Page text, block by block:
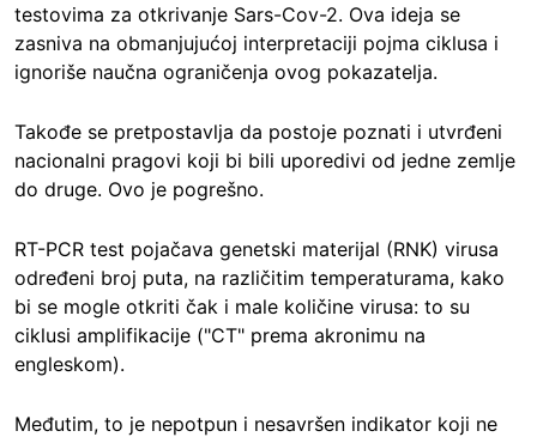
testovima za otkrivanje Sars-Cov-2. Ova ideja se
zasniva na obmanjujućoj interpretaciji pojma ciklusa i
ignoriše naučna ograničenja ovog pokazatelja.
Takođe se pretpostavlja da postoje poznati i utvrđeni
nacionalni pragovi koji bi bili uporedivi od jedne zemlje
do druge. Ovo je pogrešno.
RT-PCR test pojačava genetski materijal (RNK) virusa
određeni broj puta, na različitim temperaturama, kako
bi se mogle otkriti čak i male količine virusa: to su
ciklusi amplifikacije ("CT" prema akronimu na
engleskom).
Međutim, to je nepotpun i nesavršen indikator koji ne